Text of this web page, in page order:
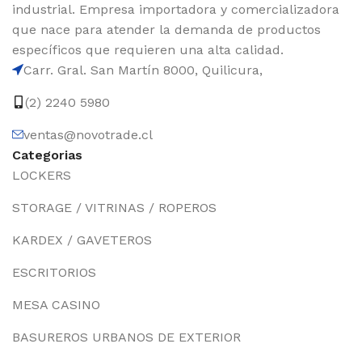
industrial. Empresa importadora y comercializadora
que nace para atender la demanda de productos
específicos que requieren una alta calidad.
Carr. Gral. San Martín 8000, Quilicura,
(2) 2240 5980
ventas@novotrade.cl
Categorias
LOCKERS
STORAGE / VITRINAS / ROPEROS
KARDEX / GAVETEROS
ESCRITORIOS
MESA CASINO
BASUREROS URBANOS DE EXTERIOR